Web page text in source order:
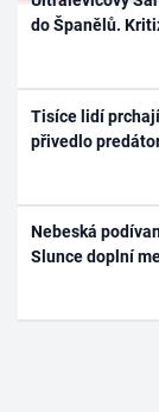
do Španělů.
Tisíce lidí
přivedlo
Nebeská
Slunce doplní